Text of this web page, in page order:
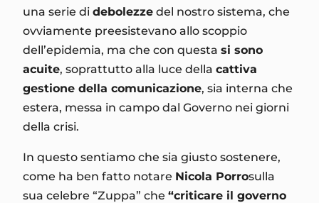
una serie di debolezze del nostro sistema, che
ovviamente preesistevano allo scoppio
dell’epidemia, ma che con questa si sono
acuite, soprattutto alla luce della cattiva
gestione della comunicazione, sia interna che
estera, messa in campo dal Governo nei giorni
della crisi.
In questo sentiamo che sia giusto sostenere,
come ha ben fatto notare Nicola Porrosulla
sua celebre “Zuppa” che “criticare il governo